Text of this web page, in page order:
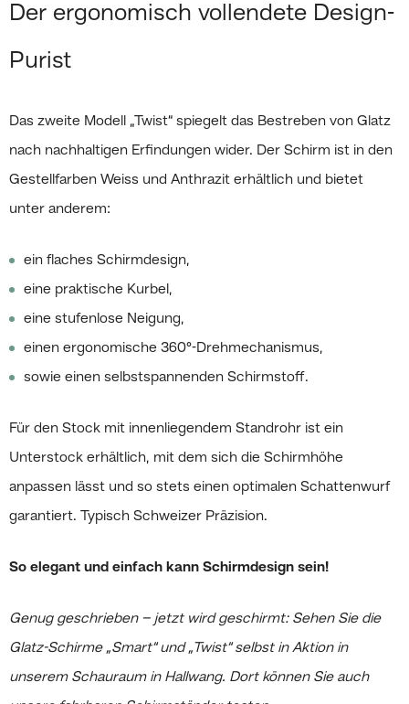
Der ergonomisch vollendete Design-
Purist
Das zweite Modell „Twist“ spiegelt das Bestreben von Glatz
nach nachhaltigen Erfindungen wider. Der Schirm ist in den
Gestellfarben Weiss und Anthrazit erhältlich und bietet
unter anderem:
ein flaches Schirmdesign,
eine praktische Kurbel,
eine stufenlose Neigung,
einen ergonomische 360°-Drehmechanismus,
sowie einen selbstspannenden Schirmstoff.
Für den Stock mit innenliegendem Standrohr ist ein
Unterstock erhältlich, mit dem sich die Schirmhöhe
anpassen lässt und so stets einen optimalen Schattenwurf
garantiert. Typisch Schweizer Präzision.
So elegant und einfach kann Schirmdesign sein!
Genug geschrieben – jetzt wird geschirmt: Sehen Sie die
Glatz-Schirme „Smart“ und „Twist“ selbst in Aktion in
unserem Schauraum in Hallwang. Dort können Sie auch